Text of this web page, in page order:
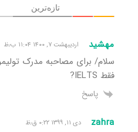
تازه‌ترین
مهشید اردیبهشت ۷, ۱۴۰۰ ۱۱:۰۴ ب٫ظ
سلام/ برای مصاحبه مدرک
فقط IELTS?
پاسخ
zahra دی ۱۱, ۱۳۹۹ ۰:۲۲ ق٫ظ